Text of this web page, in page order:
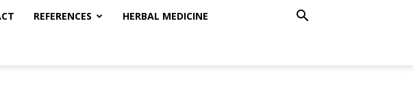
REFERENCES HERBAL MEDICINE